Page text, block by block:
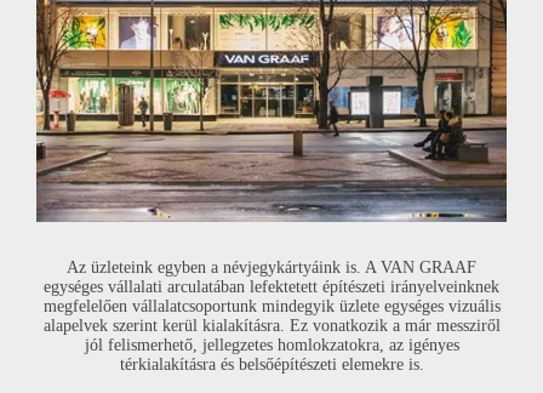
Az üzleteink egyben a névjegykártyáink is. A VAN GRAAF
egységes vállalati arculatában lefektetett építészeti irányelveinknek
megfelelően vállalatcsoportunk mindegyik üzlete egységes vizuális
alapelvek szerint kerül kialakításra. Ez vonatkozik a már messziről
jól felismerhető, jellegzetes homlokzatokra, az igényes
térkialakításra és belsőépítészeti elemekre is.